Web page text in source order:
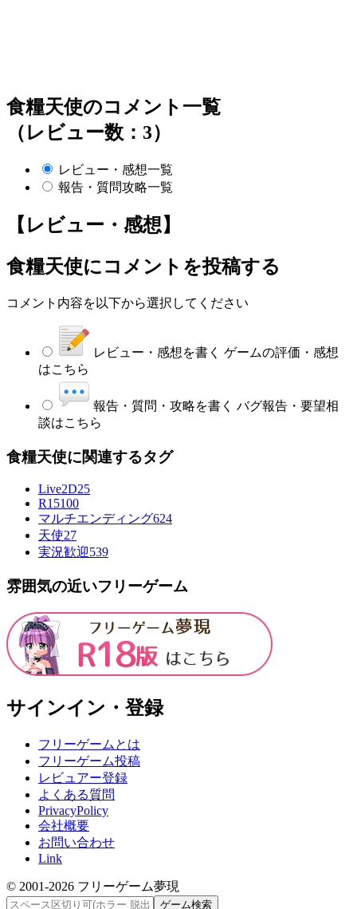
食糧天使のコメント一覧
（レビュー数：3）
レビュー・感想一覧
報告・質問攻略一覧
【レビュー・感想】
食糧天使にコメントを投稿する
コメント内容を以下から選択してください
レビュー・感想を書く ゲームの評価・感想
はこちら
報告・質問・攻略を書く バグ報告・要望相
談はこちら
食糧天使に関連するタグ
Live2D25
R15100
マルチエンディング624
天使27
実況歓迎539
雰囲気の近いフリーゲーム
サインイン・登録
フリーゲームとは
フリーゲーム投稿
レビュアー登録
よくある質問
PrivacyPolicy
会社概要
お問い合わせ
Link
© 2001-2026 フリーゲーム夢現